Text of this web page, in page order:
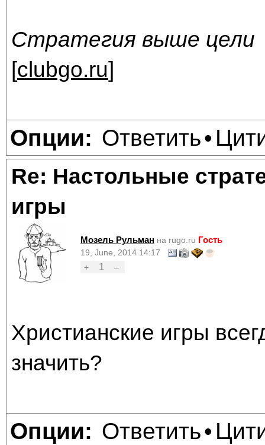
Стратегия выше цели
[clubgo.ru]
Опции: Ответить•
Re: Настольные
игры
Мозель Рульман на rugo.ru Гость
19, June, 2014 14:17
+
1 –
Христианские игры
значить?
Опции: Ответить•